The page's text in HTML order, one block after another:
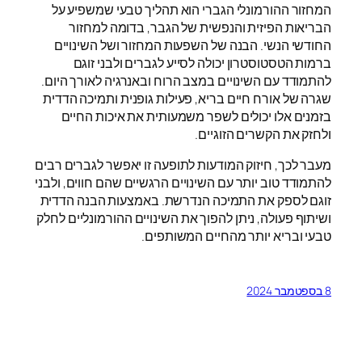
המחזור ההורמונלי הגברי הוא תהליך טבעי שמשפיע על
הבריאות הפיזית והנפשית של הגבר, בדומה למחזור
החודשי הנשי. הבנה של השפעות המחזור ושל השינויים
ברמות הטסטוסטרון יכולה לסייע לגברים ולבני זוגם
להתמודד עם השינויים במצב הרוח ובאנרגיה לאורך היום.
שגרה של אורח חיים בריא, פעילות גופנית ותמיכה הדדית
בזמנים אלו יכולים לשפר משמעותית את איכות החיים
ולחזק את הקשרים הזוגיים.
מעבר לכך, חיזוק המודעות לתופעה זו יאפשר לגברים רבים
להתמודד טוב יותר עם השינויים הרגשיים שהם חווים, ולבני
זוגם לספק את התמיכה הנדרשת. באמצעות הבנה הדדית
ושיתוף פעולה, ניתן להפוך את השינויים ההורמונליים לחלק
טבעי ובריא יותר מהחיים המשותפים.
8 בספטמבר 2024